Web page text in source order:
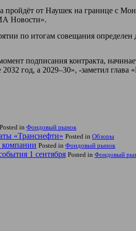
пройдёт от Наушек на границе с
Новости».
по итогам совещания
подписания контракта,
год, а 2029–30», -заметил глава
Posted in Фондовый рынок
«Транснефти» Posted in Обзоры
компании Posted in Фондовый рынок
1 сентября Posted in Фондовый